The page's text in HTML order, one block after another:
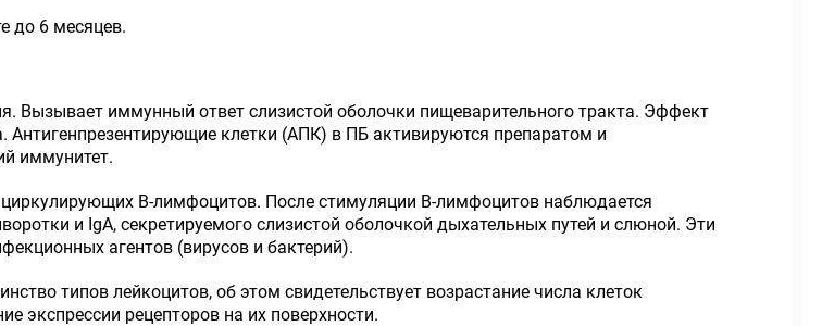
до 6 месяцев.
Вызывает иммунный ответ слизистой оболочки пищеварительного тракта. Эффект
клетки (АПК) в ПБ активируются препаратом и
иммунитет.
В-лимфоцитов. После стимуляции В-лимфоцитов наблюдается
и IgA, секретируемого слизистой оболочкой дыхательных путей и слюной. Эти
агентов (вирусов и бактерий).
типов лейкоцитов, об этом свидетельствует возрастание числа клеток
экспрессии рецепторов на их поверхности.